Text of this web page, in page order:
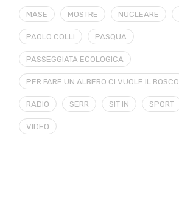
MASE MOSTRE NUCLEARE
PAOLO COLLI PASQUA
PASSEGGIATA ECOLOGICA
PER FARE UN ALBERO CI VUOLE IL BOSCO
RADIO SERR SIT IN SPORT
VIDEO